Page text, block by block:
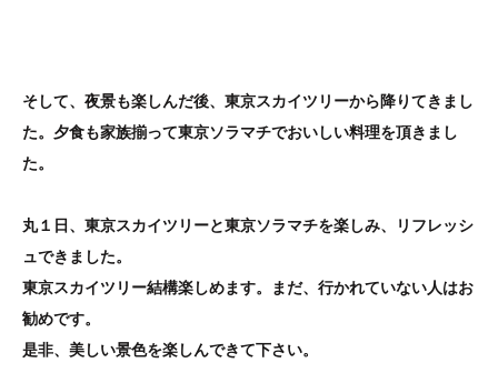
そして、夜景も楽しんだ後、東京スカイツリーから降りてきまし
た。夕食も家族揃って東京ソラマチでおいしい料理を頂きまし
た。
丸１日、東京スカイツリーと東京ソラマチを楽しみ、リフレッシ
ュできました。
東京スカイツリー結構楽しめます。まだ、行かれていない人はお
勧めです。
是非、美しい景色を楽しんできて下さい。